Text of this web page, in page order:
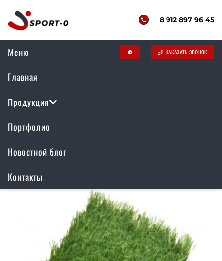
8 912 897 96 45
Меню
Главная
Продукция
Портфолио
Новостной блог
Контакты
telegram ЗАКАЗАТЬ ЗВОНОК
Искусственный газон
40мм LG 12000 Dtex
Отображение единственного товара